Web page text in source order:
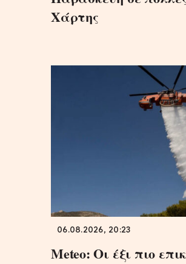
Χάρτης
06.08.2026, 20:23
Meteo: Οι έξι πιο